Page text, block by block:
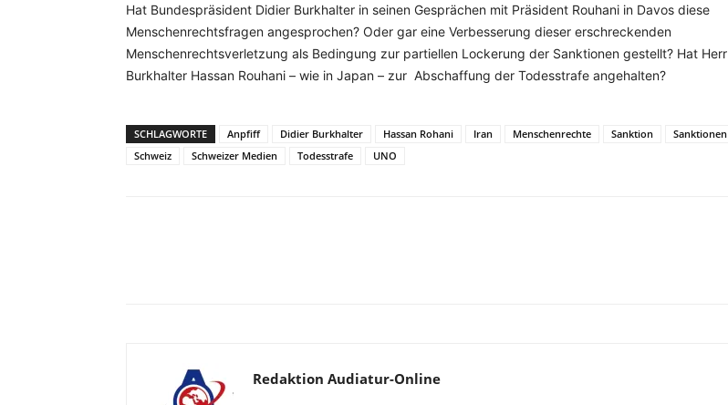
Hat Bundespräsident Didier Burkhalter in seinen Gesprächen mit Präsident Rouhani in Davos diese
Menschenrechtsfragen angesprochen? Oder gar eine Verbesserung dieser erschreckenden
Menschenrechtsverletzung als Bedingung zur partiellen Lockerung der Sanktionen gestellt? Hat Herr
Burkhalter Hassan Rouhani – wie in Japan – zur Abschaffung der Todesstrafe angehalten?
SCHLAGWORTE Anpfiff Didier Burkhalter Hassan Rohani Iran Menschenrechte Sanktion
Sanktionen
Schweiz
Schweizer Medien Todesstrafe UNO
Redaktion Audiatur-Online